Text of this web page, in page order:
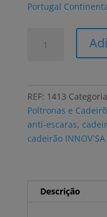
Portugal
ESSENTIEL
antiescaras
REF: 1413
Poltronas e
anti-escaras,
cadeirão INNOV`SA
Descrição